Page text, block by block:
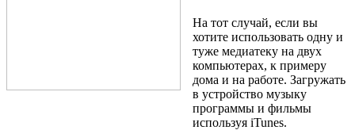
На тот случай, если вы
хотите использовать одну и
туже медиатеку на двух
компьютерах, к примеру
дома и на работе. Загружать
в устройство музыку
программы и фильмы
используя iTunes.